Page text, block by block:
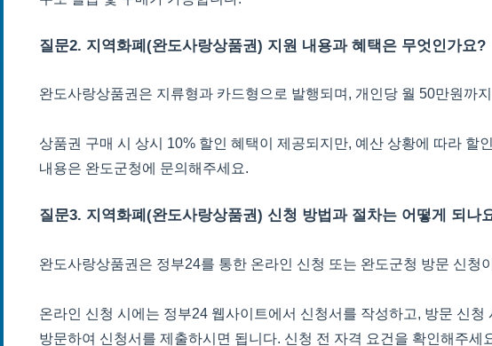
질문2. 지역화폐(완도사랑상품권) 지원 내용과 혜택은 무엇인가요?
완도사랑상품권은 지류형과 카드형으로 발행되며, 개인당 월 50만원까
상품권 구매 시 상시 10% 할인 혜택이 제공되지만, 예산 상황에 따라 할
내용은 완도군청에 문의해주세요.
질문3. 지역화폐(완도사랑상품권) 신청 방법과 절차는 어떻게 되나
완도사랑상품권은 정부24를 통한 온라인 신청 또는 완도군청 방문 신청
온라인 신청 시에는 정부24 웹사이트에서 신청서를 작성하고, 방문 신청
방문하여 신청서를 제출하시면 됩니다. 신청 전 자격 요건을 확인해주세